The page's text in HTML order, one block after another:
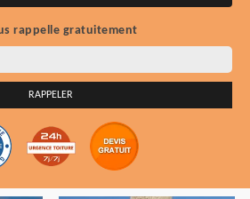
rappelle gratuitement